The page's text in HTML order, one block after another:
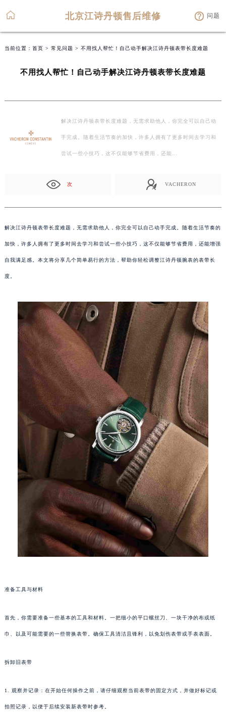
北京江诗丹顿售后维修 问题
当前位置： 首页 > 常见问题 > 不用找人帮忙！自己动手解决江诗丹顿表带长度难题
不用找人帮忙！自己动手解决江诗丹顿表带长度难题
解决江诗丹顿表带长度难题，无需求助他人，你完全可以自己动
手完成。随着生活节奏的加快，许多人拥有了更多时间去学习和
尝试一些小技巧，这不仅能够节省费用，还能…
次 VACHERON
解决江诗丹顿表带长度难题，无需求助他人，你完全可以自己动手完成。随着生活节奏的
加快，许多人拥有了更多时间去学习和尝试一些小技巧，这不仅能够节省费用，还能增强
自我满足感。本文将分享几个简单易行的方法，帮助你轻松调整江诗丹顿腕表的表带长
度。
准备工具与材料
首先，你需要准备一些基本的工具和材料。一把细小的平口螺丝刀、一块干净的布或纸
巾、以及可能需要的一些替换表带。确保工具清洁且锋利，以免划伤表带或手表表面。
拆卸旧表带
1. 观察并记录：在开始任何操作之前，请仔细观察当前表带的固定方式，并做好标记或
拍照记录，以便于后续安装新表带时参考。